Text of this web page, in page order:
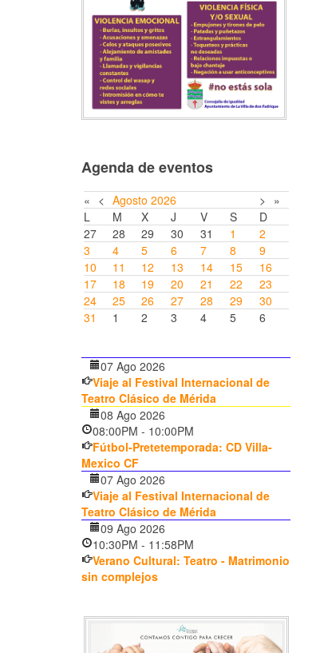
Agenda de eventos
« < Agosto 2026 > »
L
M X J V S
D
27
28 29 30 31 1
2
3
4 5 6 7 8
9
10
11 12 13 14 15
16
17
18 19 20 21 22
23
24
25 26 27 28 29
30
31
1 2 3 4 5 6
07 Ago 2026
Viaje al Festival Internacional de
Teatro Clásico de Mérida
08 Ago 2026
08:00PM - 10:00PM
Fútbol-Pretetemporada: CD Villa-
Mexico CF
07 Ago 2026
Viaje al Festival Internacional de
Teatro Clásico de Mérida
09 Ago 2026
10:30PM - 11:58PM
Verano Cultural: Teatro - Matrimonio
sin complejos